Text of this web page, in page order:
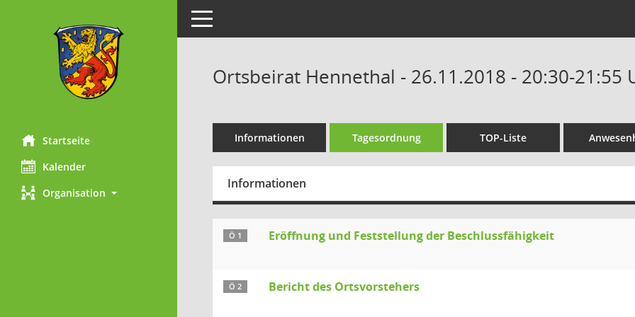
Startseite
Kalender
Organisation
Toggle navigation
Ortsbeirat Hennethal - 26.11.2018 - 20:30-21:55
Informationen Tagesordnung TOP-Liste
Informationen
Ö 1 Eröffnung und Feststellung der Beschlussfähigkeit
Ö 2 Bericht des Ortsvorstehers